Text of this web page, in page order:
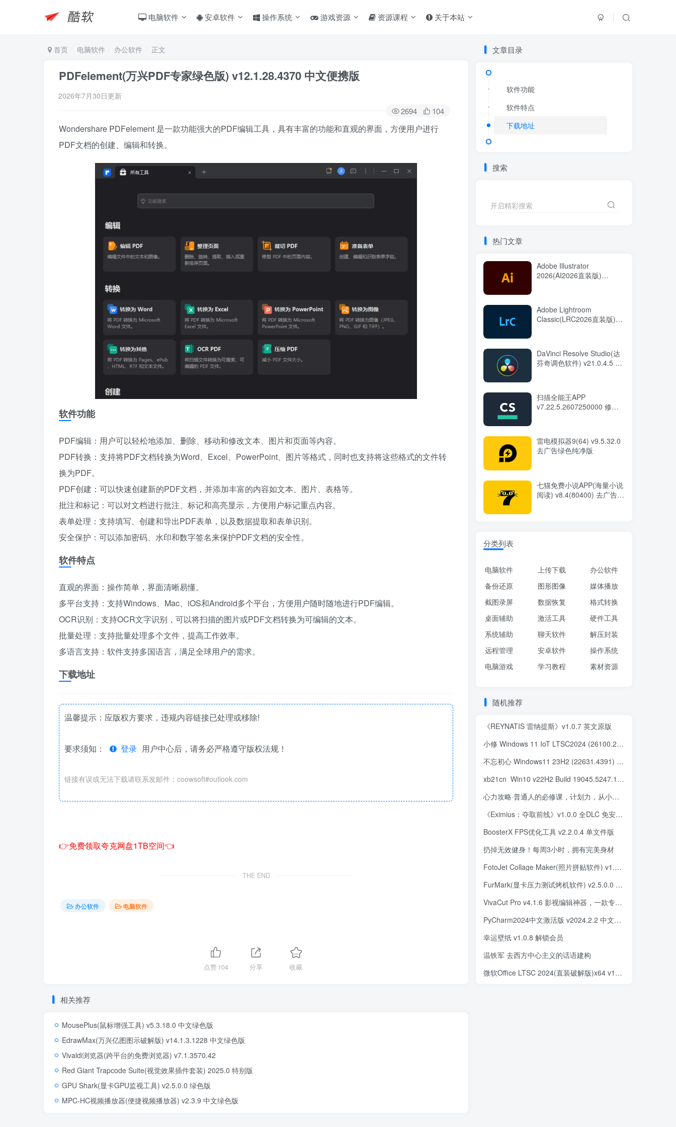
电脑软件 安卓软件 操作系统 游戏资源 资源课程 关于本站
首页 电脑软件 办公软件 正文
PDFelement(万兴PDF专家绿色版) v12.1.28.4370 中文便携版
2026年7月30日更新
2694 104
Wondershare PDFelement 是一款功能强大的PDF编辑工具，具有丰富的功能和直观的界面，方便用户进行
PDF文档的创建、编辑和转换。
软件功能
PDF编辑：用户可以轻松地添加、删除、移动和修改文本、图片和页面等内容。
PDF转换：支持将PDF文档转换为Word、Excel、PowerPoint、图片等格式，同时也支持将这些格式的文件转
换为PDF。
PDF创建：可以快速创建新的PDF文档，并添加丰富的内容如文本、图片、表格等。
批注和标记：可以对文档进行批注、标记和高亮显示，方便用户标记重点内容。
表单处理：支持填写、创建和导出PDF表单，以及数据提取和表单识别。
安全保护：可以添加密码、水印和数字签名来保护PDF文档的安全性。
软件特点
直观的界面：操作简单，界面清晰易懂。
多平台支持：支持Windows、Mac、iOS和Android多个平台，方便用户随时随地进行PDF编辑。
OCR识别：支持OCR文字识别，可以将扫描的图片或PDF文档转换为可编辑的文本。
批量处理：支持批量处理多个文件，提高工作效率。
多语言支持：软件支持多国语言，满足全球用户的需求。
下载地址
温馨提示：应版权方要求，违规内容链接已处理或移除!
要求须知： 登录 用户中心后，请务必严格遵守版权法规！
链接有误或无法下载请联系发邮件：coowsoft#outlook.com
👉免费领取夸克网盘1TB空间👈
THE END
办公软件 电脑软件
点赞104 分享 收藏
相关推荐
MousePlus(鼠标增强工具) v5.3.18.0 中文绿色版
EdrawMax(万兴亿图图示破解版) v14.1.3.1228 中文绿色版
Vivaldi浏览器(跨平台的免费浏览器) v7.1.3570.42
Red Giant Trapcode Suite(视觉效果插件套装) 2025.0 特别版
GPU Shark(显卡GPU监视工具) v2.5.0.0 绿色版
MPC-HC视频播放器(便捷视频播放器) v2.3.9 中文绿色版
文章目录
软件功能
软件特点
下载地址
文章目录
软件功能
软件特点
下载地址
搜索
开启精彩搜索
热门文章
Adobe Illustrator
2026(AI2026直装版)
Adobe Lightroom
Classic(LRC2026直装版)
DaVinci Resolve Studio(达
芬奇调色软件) v21.0.4.5 中
扫描全能王APP
v7.22.5.2607250000 修改
雷电模拟器9(64) v9.5.32.0
去广告绿色纯净版
七猫免费小说APP(海量小说
阅读) v8.4(80400) 去广告修
分类列表
电脑软件 上传下载
办公软件
备份还原
图形图像
媒体播放
截图录屏
数据恢复
格式转换
桌面辅助
激活工具
硬件工具
系统辅助
聊天软件
解压封装
远程管理
安卓软件
操作系统
电脑游戏
学习教程 素材资源
随机推荐
《REYNATIS 雷纳提斯》v1.0.7 英文原版
小修 Windows 11 IoT LTSC2024 (26100.2894) 极限精简 二合一 (2025.01.22)
不忘初心 Windows11 23H2 (22631.4391) x64 精简 美化版 无更新 (2024.10.24)
xb21cn_Win10 v22H2 Build 19045.5247.1 精简版
心力攻略·普通人的必修课，计划力，从小白到大神
《Eximius：夺取前线》v1.0.0 全DLC 免安装绿色中文版
BoosterX FPS优化工具 v2.2.0.4 单文件版
扔掉无效健身！每周3小时，拥有完美身材
FotoJet Collage Maker(照片拼贴软件) v1.4.2 多语便携版
FurMark(显卡压力测试烤机软件) v2.5.0.0 绿色版
VivaCut Pro v4.1.6 影视编辑神器，一款专业视频剪辑软件，解锁高级版
PyCharm2024中文激活版 v2024.2.2 中文绿色版
幸运壁纸 v1.0.8 解锁会员
温铁军 去西方中心主义的话语建构
微软Office LTSC 2024(直装破解版)x64 v16.0.18508.20002 测试版